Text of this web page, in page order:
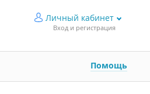
Личный кабинет
Вход и регистрация
Помощь